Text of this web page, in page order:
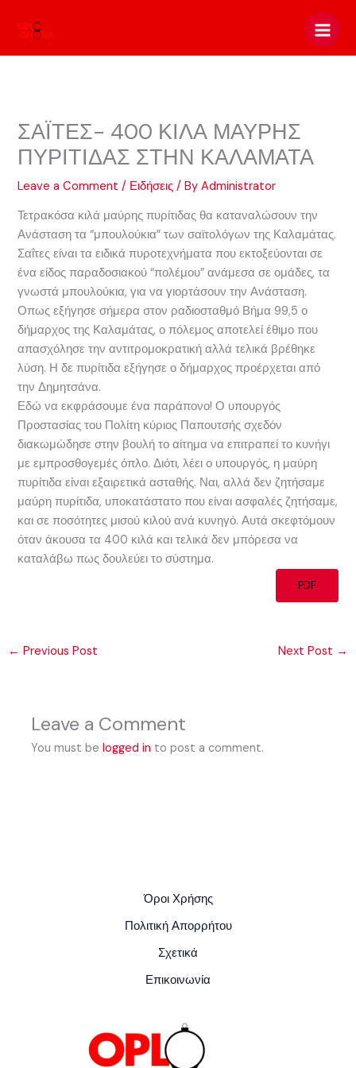
ΣΑΪΤΕΣ- 400 ΚΙΛΑ ΜΑΥΡΗΣ
ΠΥΡΙΤΙΔΑΣ ΣΤΗΝ ΚΑΛΑΜΑΤΑ
Leave a Comment / Ειδήσεις / ByAdministrator
Τετρακόσα κιλά μαύρης πυρίτιδας θα καταναλώσουν την
Ανάσταση τα “μπουλούκια” των σαϊτολόγων της Καλαμάτας.
Σαΐτες είναι τα ειδικά πυροτεχνήματα που εκτοξεύονται σε
ένα είδος παραδοσιακού “πολέμου” ανάμεσα σε ομάδες, τα
γνωστά μπουλούκια, για να γιορτάσουν την Ανάσταση.
Οπως εξήγησε σήμερα στον ραδιοσταθμό Βήμα 99,5 ο
δήμαρχος της Καλαμάτας, ο πόλεμος αποτελεί έθιμο που
απασχόλησε την αντιτρομοκρατική αλλά τελικά βρέθηκε
λύση. Η δε πυρίτιδα εξήγησε ο δήμαρχος προέρχεται από
την Δημητσάνα.
Εδώ να εκφράσουμε ένα παράπονο! Ο υπουργός
Προστασίας του Πολίτη κύριος Παπουτσής σχεδόν
διακωμώδησε στην βουλή το αίτημα να επιτραπεί το κυνήγι
με εμπροσθογεμές όπλο. Διότι, λέει ο υπουργός, η μαύρη
πυρίτιδα είναι εξαιρετικά ασταθής. Ναι, αλλά δεν ζητήσαμε
μαύρη πυρίτιδα, υποκατάστατο που είναι ασφαλές ζητήσαμε,
και σε ποσότητες μισού κιλού ανά κυνηγό. Αυτά σκεφτόμουν
όταν άκουσα τα 400 κιλά και τελικά δεν μπόρεσα να
καταλάβω πως δουλεύει το σύστημα.
PDF
← Previous Post Next Post →
Leave a Comment
You must belogged in to post a comment.
Όροι Χρήσης
Πολιτική Απορρήτου
Σχετικά
Επικοινωνία